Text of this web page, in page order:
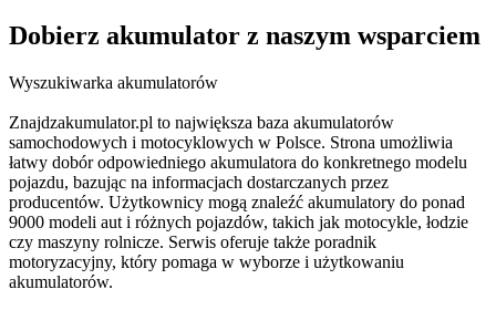
Dobierz akumulator z naszym wsparciem
Wyszukiwarka akumulatorów
Znajdzakumulator.pl to największa baza akumulatorów
samochodowych i motocyklowych w Polsce. Strona umożliwia
łatwy dobór odpowiedniego akumulatora do konkretnego modelu
pojazdu, bazując na informacjach dostarczanych przez
producentów. Użytkownicy mogą znaleźć akumulatory do ponad
9000 modeli aut i różnych pojazdów, takich jak motocykle, łodzie
czy maszyny rolnicze. Serwis oferuje także poradnik
motoryzacyjny, który pomaga w wyborze i użytkowaniu
akumulatorów.